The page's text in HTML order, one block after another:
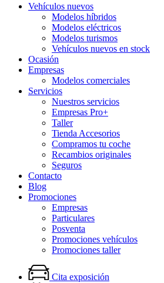
Vehículos nuevos
Modelos híbridos
Modelos eléctricos
Modelos turismos
Vehículos nuevos en stock
Ocasión
Empresas
Modelos comerciales
Servicios
Nuestros servicios
Empresas Pro+
Taller
Tienda Accesorios
Compramos tu coche
Recambios originales
Seguros
Contacto
Blog
Promociones
Empresas
Particulares
Posventa
Promociones vehículos
Promociones taller
Cita exposición